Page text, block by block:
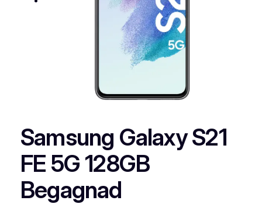
Samsung Galaxy S21
FE 5G 128GB
Begagnad